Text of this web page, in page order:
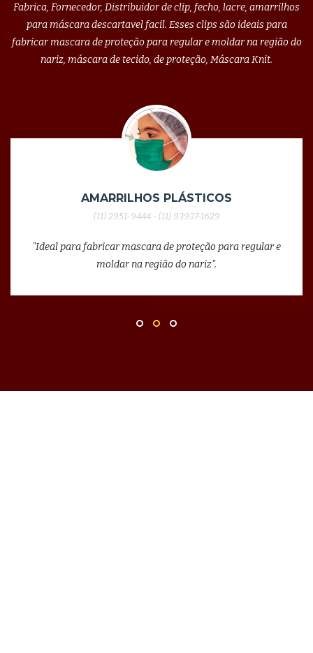
Fabrica, Fornecedor, Distribuidor de clip, fecho, lacre, amarrilhos
para máscara descartavel facil. Esses clips são ideais para
fabricar mascara de proteção para regular e moldar na região do
nariz, máscara de tecido, de proteção, Máscara Knit.
AMARRILHOS PLÁSTICOS
(11) 2951-9444 - (11) 93937-1629
"Ideal para fabricar mascara de proteção para regular e
moldar na região do nariz".